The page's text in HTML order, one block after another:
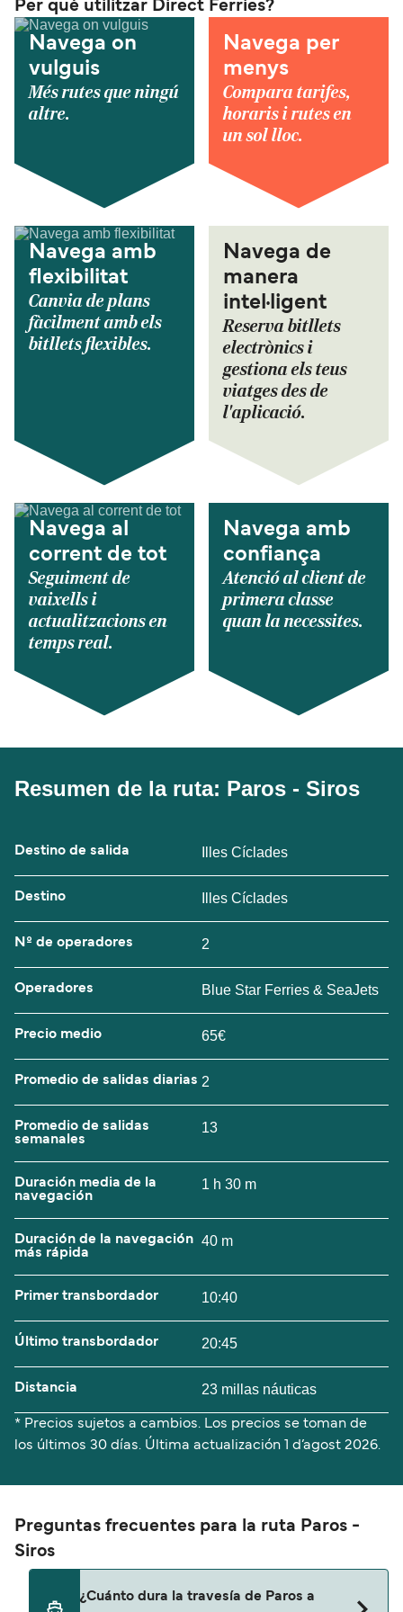
Per què utilitzar Direct Ferries?
Navega on
vulguis
Més rutes que ningú
altre.
Navega per
menys
Compara tarifes,
horaris i rutes en
un sol lloc.
Navega amb
flexibilitat
Canvia de plans
fàcilment amb els
bitllets flexibles.
Navega de
manera
intel·ligent
Reserva bitllets
electrònics i
gestiona els teus
viatges des de
l'aplicació.
Navega al
corrent de tot
Seguiment de
vaixells i
actualitzacions en
temps real.
Navega amb
confiança
Atenció al client de
primera classe
quan la necessites.
Resumen de la ruta: Paros - Siros
Destino de salida Illes Cíclades
Destino Illes Cíclades
Nº de operadores 2
Operadores Blue Star Ferries & SeaJets
Precio medio 65€
Promedio de salidas diarias 2
Promedio de salidas
semanales
13
Duración media de la
navegación
1 h 30 m
Duración de la navegación
más rápida
40 m
Primer transbordador 10:40
Último transbordador 20:45
Distancia 23 millas náuticas
* Precios sujetos a cambios. Los precios se toman de
los últimos 30 días. Última actualización 1 d’agost 2026.
Preguntas frecuentes para la ruta Paros -
Siros
¿Cuánto dura la travesía de Paros a